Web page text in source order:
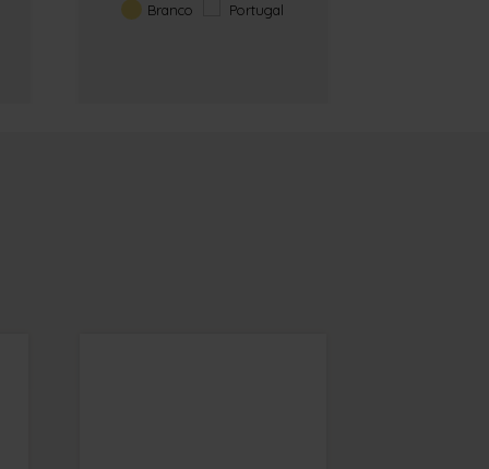
Portugal
Branco